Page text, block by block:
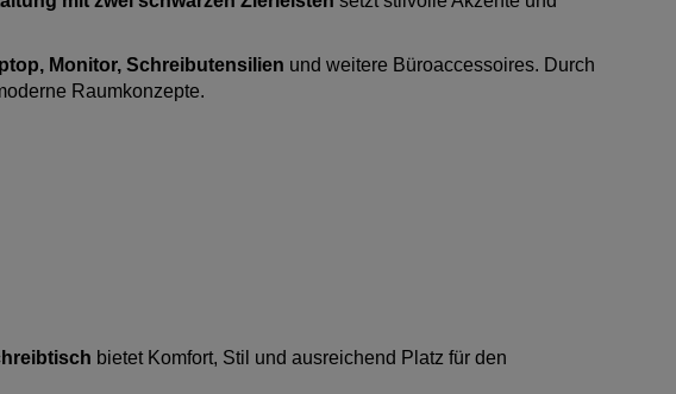
Monitor, Schreibutensilien und weitere Büroaccessoires. Durch
Raumkonzepte.
bietet Komfort, Stil und ausreichend Platz für den